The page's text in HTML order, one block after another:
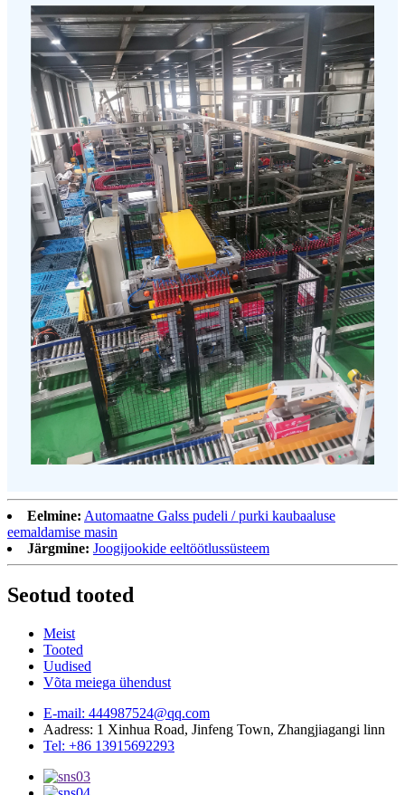
Eelmine: Automaatne Galss pudeli / purki kaubaaluse
eemaldamise masin
Järgmine: Joogijookide eeltöötlussüsteem
Seotud tooted
Meist
Tooted
Uudised
Võta meiega ühendust
E-mail: 444987524@qq.com
Aadress: 1 Xinhua Road, Jinfeng Town, Zhangjiagangi linn
Tel: +86 13915692293